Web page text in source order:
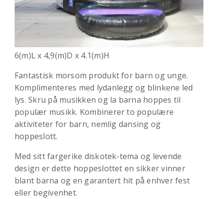
6(m)L x 4,9(m)D x 4.1(m)H
Fantastisk morsom produkt for barn og unge.
Komplimenteres med lydanlegg og blinkene led
lys. Skru på musikken og la barna hoppes til
populær musikk. Kombinerer to populære
aktiviteter for barn, nemlig dansing og
hoppeslott.
Med sitt fargerike diskotek-tema og levende
design er dette hoppeslottet en sikker vinner
blant barna og en garantert hit på enhver fest
eller begivenhet.